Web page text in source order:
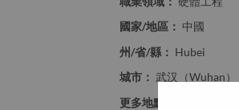
國家/地區： 中國
州/省/縣： Hubei
城市： 武汉（Wuhan）
更多地點：